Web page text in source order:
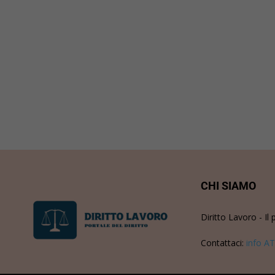
CHI SIAMO
Diritto Lavoro - Il
Contattaci: info